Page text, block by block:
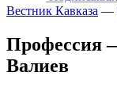
Вестник Кавказа —
Профессия
Валиев